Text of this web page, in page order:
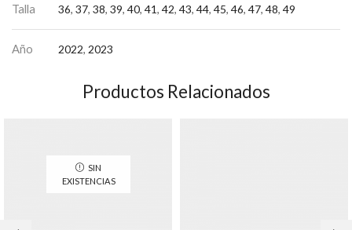
Talla 36, 37, 38, 39, 40, 41, 42, 43, 44, 45, 46, 47, 48, 49
Año 2022, 2023
Productos Relacionados
SIN
EXISTENCIAS